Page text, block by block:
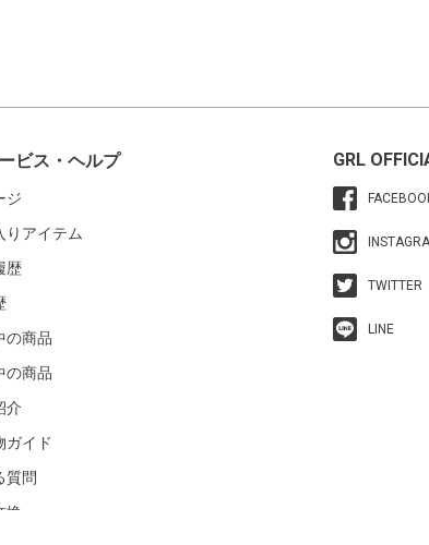
ビス・ヘルプ
ジ
りアイテム
歴
の商品
の商品
介
ガイド
質問
換
GRL
TWITTER
LINE